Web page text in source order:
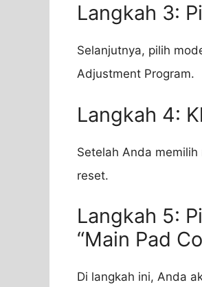
Langkah 3:
Selanjutnya, pilih
Adjustment Program.
Langkah 4:
Setelah Anda memilih
reset.
Langkah 5:
“Main Pad
Di langkah ini, Anda